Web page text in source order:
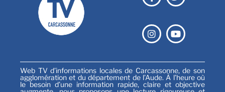
Web TV d’informations locales de Carcassonne, de son
agglomération et du département de l’Aude. À l’heure où
le besoin d’une information rapide, claire et objective